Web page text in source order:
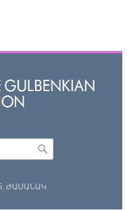
ԺԱՄԱՆԱԿ